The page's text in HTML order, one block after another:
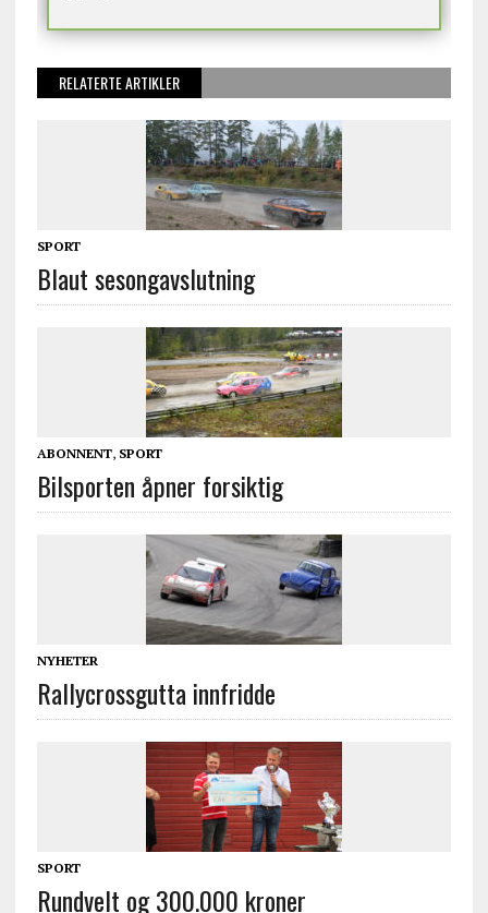
RELATERTE ARTIKLER
SPORT
Blaut sesongavslutning
ABONNENT, SPORT
Bilsporten åpner forsiktig
NYHETER
Rallycrossgutta innfridde
SPORT
Rundvelt og 300.000 kroner